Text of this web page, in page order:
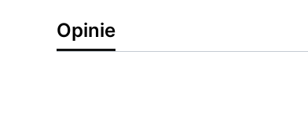
Opinie